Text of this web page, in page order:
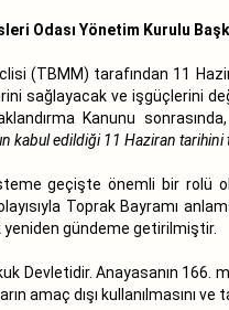
Odası Yönetim Kurulu
(TBMM) tarafından 11
sağlayacak ve işgüçlerini
Kanunu
kabul edildiği 11 Haziran tarihini
geçişte önemli bir rolü
Toprak Bayramı
gündeme getirilmiştir.
Devletidir. Anayasanın 166.
amaç dışı kullanılmasını